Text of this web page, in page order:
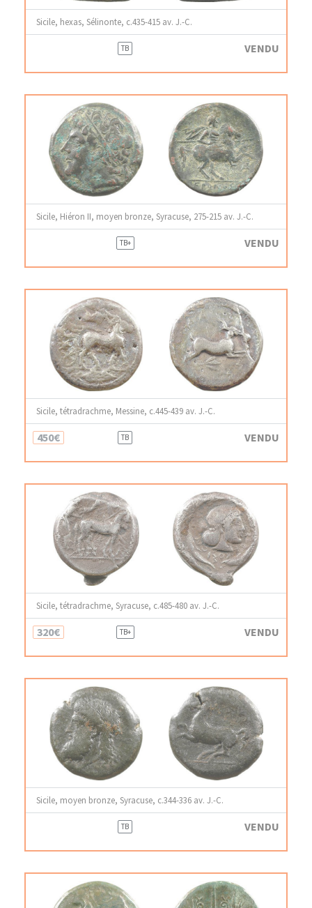
Sicile, hexas, Sélinonte, c.435-415 av. J.-C.
TB VENDU
Sicile, Hiéron II, moyen bronze, Syracuse, 275-215 av. J.-C.
TB+ VENDU
Sicile, tétradrachme, Messine, c.445-439 av. J.-C.
450€ TB VENDU
Sicile, tétradrachme, Syracuse, c.485-480 av. J.-C.
320€ TB+ VENDU
Sicile, moyen bronze, Syracuse, c.344-336 av. J.-C.
TB VENDU